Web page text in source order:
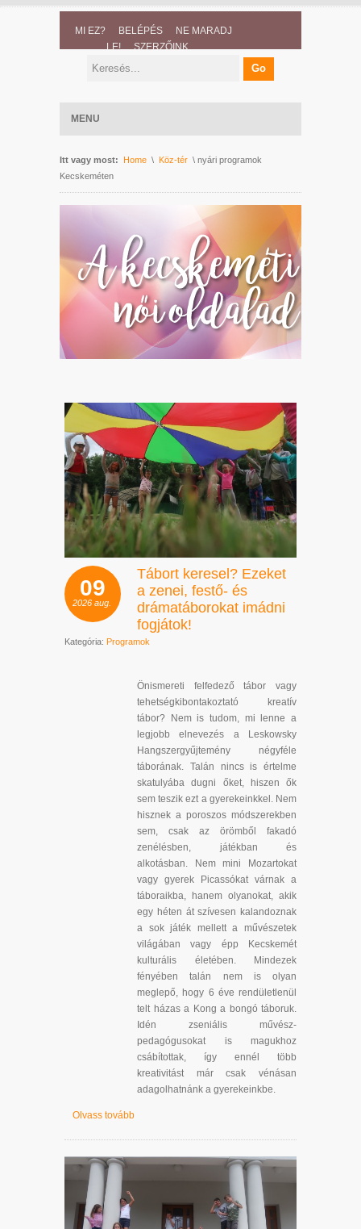
MI EZ? BELÉPÉS
NE MARADJ
LE!
SZERZŐINK
MENU
Itt vagy most: Home \ Köz-tér \ nyári programok
Kecskeméten
09
2026 aug.
Tábort keresel? Ezeket
a zenei, festő- és
drámatáborokat imádni
fogjátok!
Kategória: Programok
Önismereti felfedező tábor vagy
tehetségkibontakoztató kreatív
tábor? Nem is tudom, mi lenne a
legjobb elnevezés a Leskowsky
Hangszergyűjtemény négyféle
táborának. Talán nincs is értelme
skatulyába dugni őket, hiszen ők
sem teszik ezt a gyerekeinkkel. Nem
hisznek a poroszos módszerekben
sem, csak az örömből fakadó
zenélésben, játékban és
alkotásban. Nem mini Mozartokat
vagy gyerek Picassókat várnak a
táboraikba, hanem olyanokat, akik
egy héten át szívesen kalandoznak
a sok játék mellett a művészetek
világában vagy épp Kecskemét
kulturális életében. Mindezek
fényében talán nem is olyan
meglepő, hogy 6 éve rendületlenül
telt házas a Kong a bongó táboruk.
Idén zseniális művész-
pedagógusokat is magukhoz
csábítottak, így ennél több
kreativitást már csak vénásan
adagolhatnánk a gyerekeinkbe.
Olvass tovább